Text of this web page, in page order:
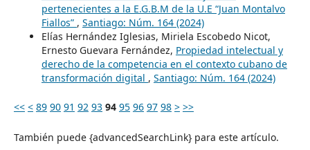
pertenecientes a la E.G.B.M de la U.E “Juan Montalvo
Fiallos” , Santiago: Núm. 164 (2024)
Elías Hernández Iglesias, Miriela Escobedo Nicot,
Ernesto Guevara Fernández, Propiedad intelectual y
derecho de la competencia en el contexto cubano de
transformación digital , Santiago: Núm. 164 (2024)
<< < 89 90 91 92 93 94 95 96 97 98 > >>
También puede {advancedSearchLink} para este artículo.